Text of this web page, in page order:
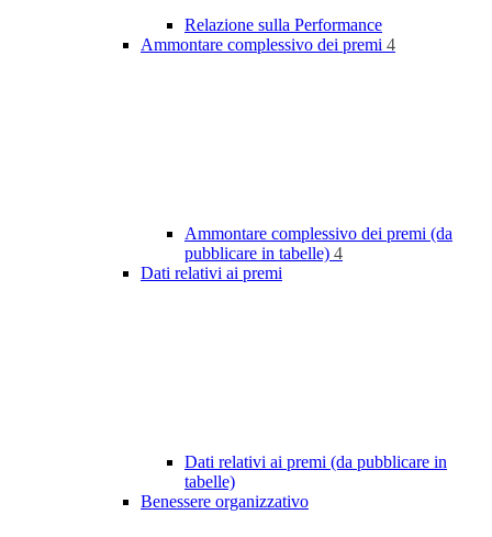
Relazione sulla Performance
Ammontare complessivo dei premi 4
Ammontare complessivo dei premi (da
pubblicare in tabelle) 4
Dati relativi ai premi
Dati relativi ai premi (da pubblicare in
tabelle)
Benessere organizzativo